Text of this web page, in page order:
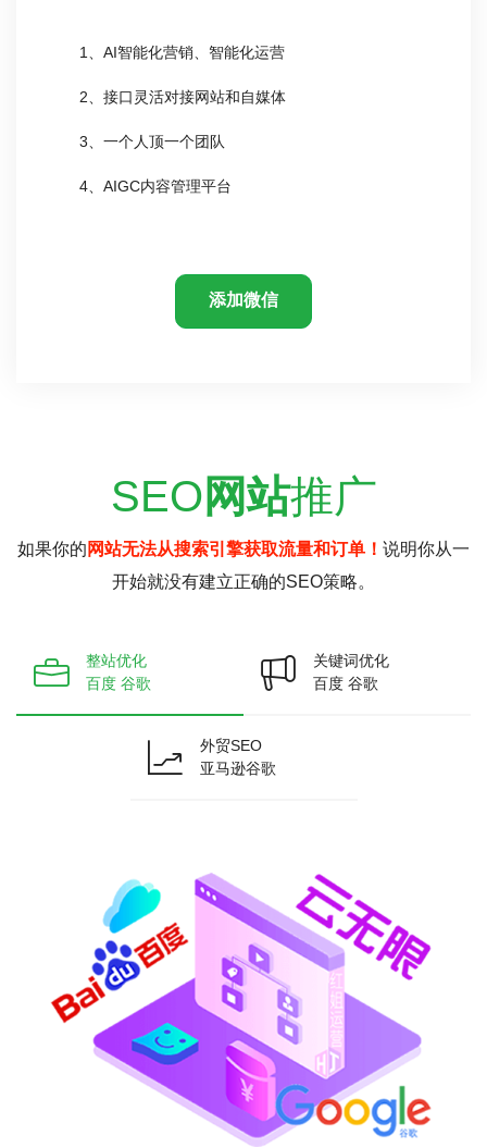
1、AI智能化营销、智能化运营
2、接口灵活对接网站和自媒体
3、一个人顶一个团队
4、AIGC内容管理平台
添加微信
SEO 网站推广
如果你的 网站无法从搜索引擎获取流量和订单！ 说明你从一
开始就没有建立正确的SEO策略。
整站优化
百度 谷歌
关键词优化
百度 谷歌
外贸SEO
亚马逊谷歌